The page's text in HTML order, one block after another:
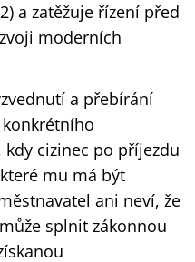
a zatěžuje řízení před
moderních
a přebírání
cizinec po příjezdu
mu má být
ani neví, že
splnit zákonnou